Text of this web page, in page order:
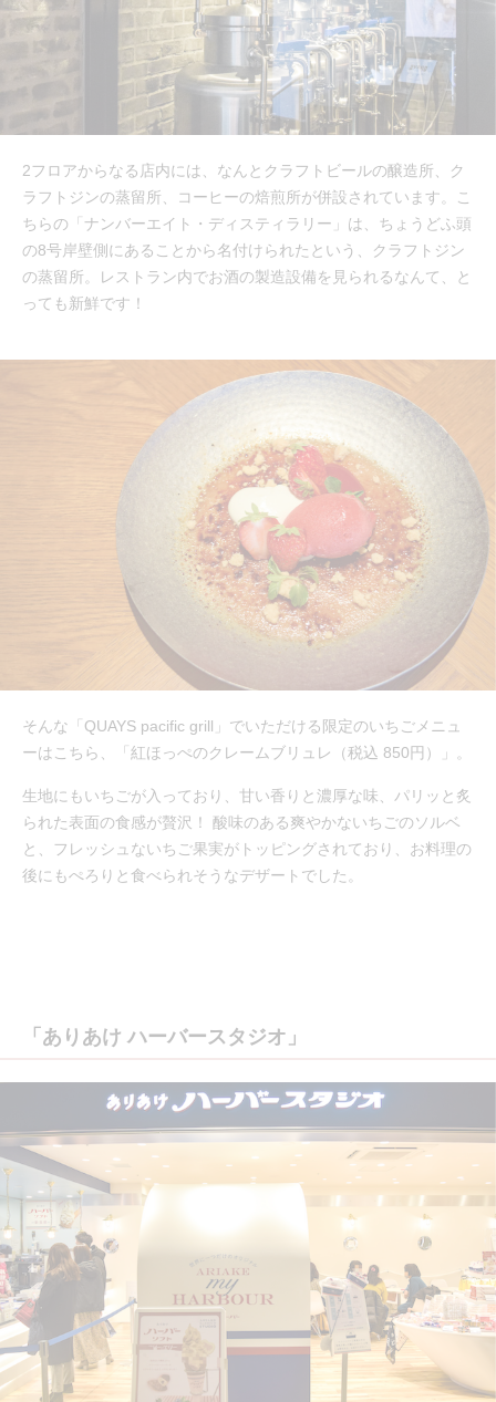
2フロアからなる店内には、なんとクラフトビールの醸造所、ク
ラフトジンの蒸留所、コーヒーの焙煎所が併設されています。こ
ちらの「ナンバーエイト・ディスティラリー」は、ちょうどふ頭
の8号岸壁側にあることから名付けられたという、クラフトジン
の蒸留所。レストラン内でお酒の製造設備を見られるなんて、と
っても新鮮です！
そんな「QUAYS pacific grill」でいただける限定のいちごメニュ
ーはこちら、「紅ほっぺのクレームブリュレ（税込 850円）」。
生地にもいちごが入っており、甘い香りと濃厚な味、パリッと炙
られた表面の食感が贅沢！ 酸味のある爽やかないちごのソルベ
と、フレッシュないちご果実がトッピングされており、お料理の
後にもぺろりと食べられそうなデザートでした。
「ありあけ ハーバースタジオ」